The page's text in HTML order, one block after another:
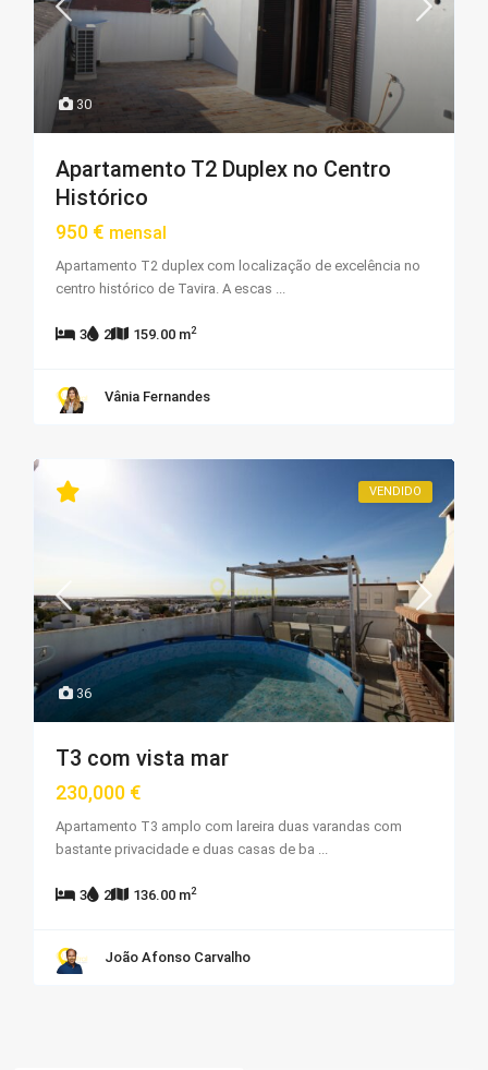
30
Apartamento T2 Duplex no Centro
Histórico
950 € mensal
Apartamento T2 duplex com localização de excelência no
centro histórico de Tavira. A escas ...
3 2 159.00 m2
Vânia Fernandes
36
VENDIDO
T3 com vista mar
230,000 €
Apartamento T3 amplo com lareira duas varandas com
bastante privacidade e duas casas de ba ...
3 2 136.00 m2
João Afonso Carvalho